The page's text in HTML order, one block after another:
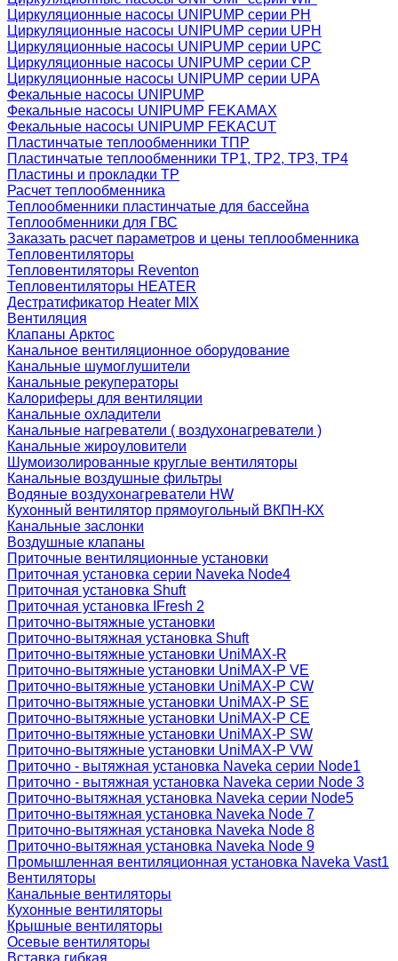
Циркуляционные насосы UNIPUMP серии PH
Циркуляционные насосы UNIPUMP серии UPH
Циркуляционные насосы UNIPUMP серии UPC
Циркуляционные насосы UNIPUMP серии CP
Циркуляционные насосы UNIPUMP серии UPA
Фекальные насосы UNIPUMP
Фекальные насосы UNIPUMP FEKAMAX
Фекальные насосы UNIPUMP FEKACUT
Пластинчатые теплообменники ТПР
Пластинчатые теплообменники ТР1, ТР2, ТР3, ТР4
Пластины и прокладки ТР
Расчет теплообменника
Теплообменники пластинчатые для бассейна
Теплообменники для ГВС
Заказать расчет параметров и цены теплообменника
Тепловентиляторы
Тепловентиляторы Reventon
Тепловентиляторы HEATER
Дестратификатор Heater MIX
Вентиляция
Клапаны Арктос
Канальное вентиляционное оборудование
Канальные шумоглушители
Канальные рекуператоры
Калориферы для вентиляции
Канальные охладители
Канальные нагреватели ( воздухонагреватели )
Канальные жироуловители
Шумоизолированные круглые вентиляторы
Канальные воздушные фильтры
Водяные воздухонагреватели HW
Кухонный вентилятор прямоугольный ВКПН-КХ
Канальные заслонки
Воздушные клапаны
Приточные вентиляционные установки
Приточная установка серии Naveka Node4
Приточная установка Shuft
Приточная установка IFresh 2
Приточно-вытяжные установки
Приточно-вытяжная установка Shuft
Приточно-вытяжные установки UniMAX-R
Приточно-вытяжные установки UniMAX-P VE
Приточно-вытяжные установки UniMAX-P CW
Приточно-вытяжные установки UniMAX-P SE
Приточно-вытяжные установки UniMAX-P CE
Приточно-вытяжные установки UniMAX-P SW
Приточно-вытяжные установки UniMAX-P VW
Приточно - вытяжная установка Naveka серии Node1
Приточно - вытяжная установка Naveka серии Node 3
Приточно-вытяжная установка Naveka серии Node5
Приточно-вытяжная установка Naveka Node 7
Приточно-вытяжная установка Naveka Node 8
Приточно-вытяжная установка Naveka Node 9
Промышленная вентиляционная установка Naveka Vast1
Вентиляторы
Канальные вентиляторы
Кухонные вентиляторы
Крышные вентиляторы
Осевые вентиляторы
Вставка гибкая